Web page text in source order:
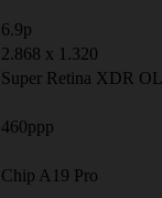
6.9p
2.868 x 1.320
Super Retina XDR
460ppp
Chip A19 Pro